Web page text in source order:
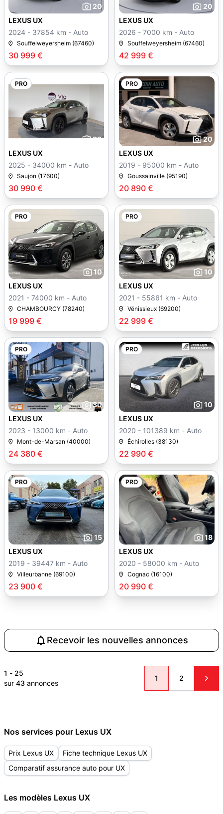
20
30 999 €
LEXUS UX
2024 - 37854 km - Auto
Souffelweyersheim (67460)
20
42 999 €
LEXUS UX
2026 - 7000 km - Auto
Souffelweyersheim (67460)
PRO
30
30 990 €
LEXUS UX
2025 - 34000 km - Auto
Saujon (17600)
PRO
20
20 890 €
LEXUS UX
2019 - 95000 km - Auto
Goussainville (95190)
PRO
10
19 999 €
LEXUS UX
2021 - 74000 km - Auto
CHAMBOURCY (78240)
PRO
10
22 999 €
LEXUS UX
2021 - 55861 km - Auto
Vénissieux (69200)
PRO
30
24 380 €
LEXUS UX
2023 - 13000 km - Auto
Mont-de-Marsan (40000)
PRO
10
22 990 €
LEXUS UX
2020 - 101389 km - Auto
Échirolles (38130)
PRO
15
23 900 €
LEXUS UX
2019 - 39447 km - Auto
Villeurbanne (69100)
PRO
18
20 990 €
LEXUS UX
2020 - 58000 km - Auto
Cognac (16100)
Recevoir les nouvelles annonces
1 - 25
sur 43 annonces
1 2
Nos services pour Lexus UX
Prix Lexus UX
Fiche technique Lexus UX
Comparatif assurance auto pour UX
Les modèles Lexus UX